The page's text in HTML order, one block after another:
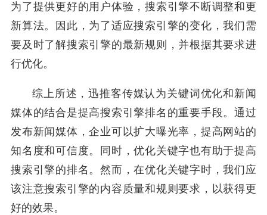
为了提供更好的用户体验，搜索引擎不断调整和更
新算法。因此，为了适应搜索引擎的变化，我们需
要及时了解搜索引擎的最新规则，并根据其要求进
行优化。
综上所述，迅推客传媒认为关键词优化和新闻
媒体的结合是提高搜索引擎排名的重要手段。通过
发布新闻媒体，企业可以扩大曝光率，提高网站的
知名度和可信度。同时，优化关键字也有助于提高
搜索引擎的排名。然而，在优化关键字时，我们应
该注意搜索引擎的内容质量和规则要求，以获得更
好的效果。